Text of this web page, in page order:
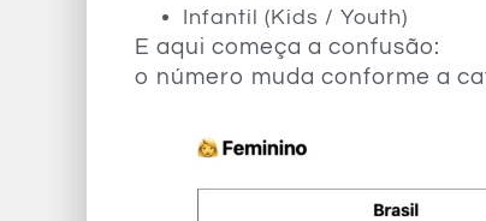
Infantil (Kids / Youth)
E aqui começa a confusão:
o número muda conforme a